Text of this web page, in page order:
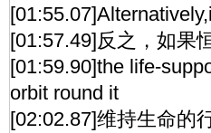
[01:57.49]反之，如果
[01:59.90]the life-
orbit round it
[02:02.87]维持生命的